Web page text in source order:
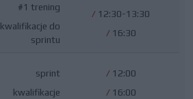
#1 trening
kwalifikacje do
sprintu
/ 12:30-13:30
/ 16:30
sprint
kwalifikacje
/ 12:00
/ 16:00